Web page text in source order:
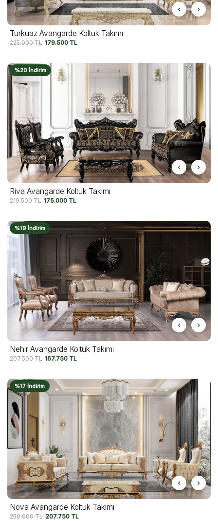
Turkuaz Avangarde Koltuk Takımı
225.000TL 179.500 TL
%20 İndirim
Riva Avangarde Koltuk Takımı
219.500TL 175.000 TL
%19 İndirim
Nehir Avangarde Koltuk Takımı
207.500TL 167.750 TL
%17 İndirim
Nova Avangarde Koltuk Takımı
250.000TL 207.750 TL